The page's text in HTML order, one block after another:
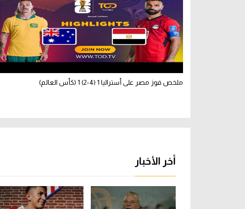
ملخص فوز مصر على أستراليا 1 (4-2) 1 (كأس العالم)
أخر الأخبار